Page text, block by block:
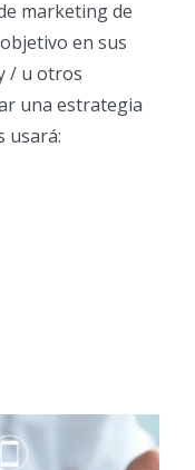
marketing de
en sus
/ u otros
una estrategia
usará: